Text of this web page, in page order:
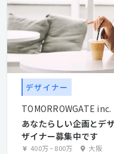
デザイナー
TOMORROWGATE inc.
あなたらしい企画とデ
ザイナー募集中です
400万~800万 大阪